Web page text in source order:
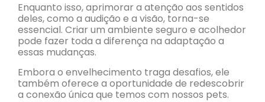
Enquanto isso, aprimorar a atenção aos sentidos
deles, como a audição e a visão, torna-se
essencial. Criar um ambiente seguro e acolhedor
pode fazer toda a diferença na adaptação a
essas mudanças.
Embora o envelhecimento traga desafios, ele
também oferece a oportunidade de redescobrir
a conexão única que temos com nossos pets.